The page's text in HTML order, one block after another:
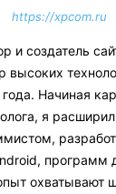
https://xpcom.ru
и создатель
высоких
Начиная
я
программ
охватывают